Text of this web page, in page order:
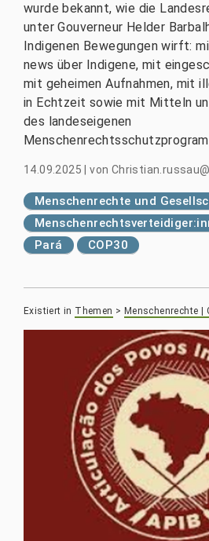
wurde bekannt, wie die
unter Gouverneur Helder
Indigenen Bewegungen wirft:
news über Indigene, mit
mit geheimen Aufnahmen, mit
in Echtzeit sowie mit Mitteln
des landeseigenen
14.09.2025 |von
Menschenrechte und
Pará
COP30
Existiert in Themen > Menschenrechte |